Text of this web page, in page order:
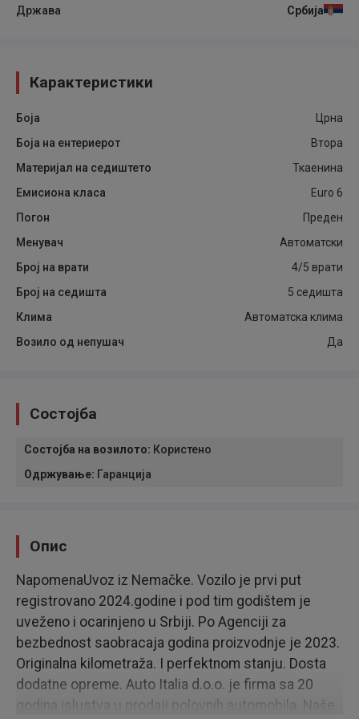
Држава Србија
Карактеристики
Боја
Црна
Боја на ентериерот
Втора
Материјал на седиштето
Ткаенина
Емисиона класа
Euro 6
Погон
Преден
Менувач
Автоматски
Број на врати
4/5 врати
Број на седишта
5 седишта
Клима
Автоматска клима
Возило од непушач
Да
Состојба
Состојба на возилото: Користено
Одржување: Гаранција
Опис
NapomenaUvoz iz Nemačke. Vozilo je prvi put
registrovano 2024.godine i pod tim godištem je
uveženo i ocarinjeno u Srbiji. Po Agenciji za
bezbednost saobracaja godina proizvodnje je 2023.
Originalna kilometraža. I perfektnom stanju. Dosta
dodatne opreme. Auto Italia d.o.o. je firma sa 20
godina islustva u prodaji polovnih automobila. Naše